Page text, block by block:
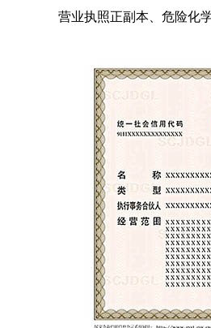
营业执照正副本、危险化